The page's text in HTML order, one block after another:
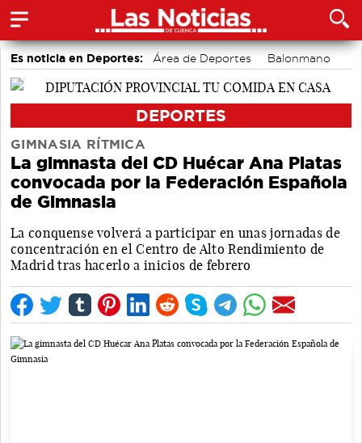
Es noticia en Deportes: Área de Deportes
Balonmano
Ciclismo
Fútbol
DEPORTES
GIMNASIA RÍTMICA
La gimnasta del CD Huécar Ana Platas
convocada por la Federación Española
de Gimnasia
La conquense volverá a participar en unas jornadas de
concentración en el Centro de Alto Rendimiento de
Madrid tras hacerlo a inicios de febrero